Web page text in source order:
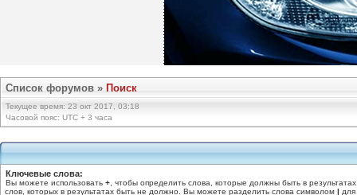
Список форумов » Поиск
Текущее время: 23 окт 2017, 03:18
Часовой пояс: UTC + 3 часа
Ключевые слова:
Вы можете использовать + , чтобы определить слова, которые должны быть в
слов, которых в результатах быть не должно. Вы можете разделить слова символом | для